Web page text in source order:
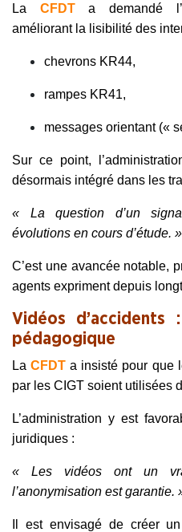
La CFDTa demandé
améliorant la lisibilité des
chevrons KR44,
rampes KR41,
messages orientant («
Sur ce point,
désormais intégré dans les
« La question d’un
évolutions en cours d’étude. »
C’est une avancée notable,
agents expriment depuis
Vidéos d’accidents
pédagogique
LaCFDT a insisté pour que
par les CIGT soient utilisées
L’administration y est
juridiques :
« Les vidéos ont un
l’anonymisation est garantie.
Il est envisagé de créer